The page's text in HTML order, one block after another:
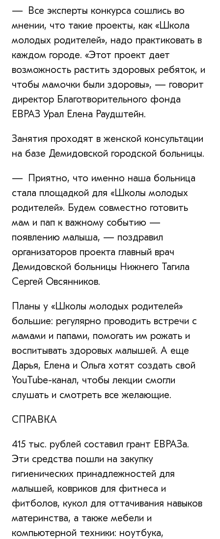
— Все эксперты конкурса сошлись во
мнении, что такие проекты, как «Школа
молодых родителей», надо практиковать в
каждом городе. «Этот проект дает
возможность растить здоровых ребяток, и
чтобы мамочки были здоровы», — говорит
директор Благотворительного фонда
ЕВРАЗ Урал Елена Раудштейн.
Занятия проходят в женской консультации
на базе Демидовской городской больницы.
— Приятно, что именно наша больница
стала площадкой для «Школы молодых
родителей». Будем совместно готовить
мам и пап к важному событию —
появлению малыша, — поздравил
организаторов проекта главный врач
Демидовской больницы Нижнего Тагила
Сергей Овсянников.
Планы у «Школы молодых родителей»
большие: регулярно проводить встречи с
мамами и папами, помогать им рожать и
воспитывать здоровых малышей. А еще
Дарья, Елена и Ольга хотят создать свой
YouTube-канал, чтобы лекции смогли
слушать и смотреть все желающие.
СПРАВКА
415 тыс. рублей составил грант ЕВРАЗа.
Эти средства пошли на закупку
гигиенических принадлежностей для
малышей, ковриков для фитнеса и
фитболов, кукол для оттачивания навыков
материнства, а также мебели и
компьютерной техники: ноутбука,